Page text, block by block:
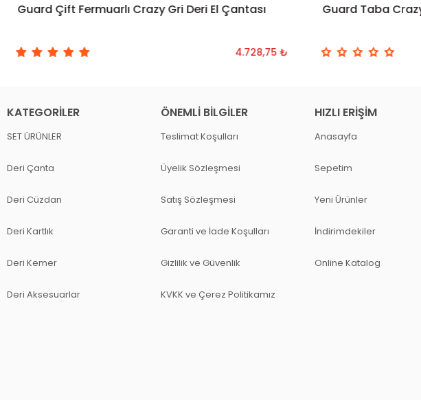
SEPETE EKLE
Guard Çift Fermuarlı Crazy Gri Deri El Çantası
4.728,75 ₺
Guard Taba
KATEGORILER
SET ÜRÜNLER
Deri Çanta
Deri Cüzdan
Deri Kartlık
Deri Kemer
Deri Aksesuarlar
ÖNEMLI BILGILER
Teslimat Koşulları
Üyelik Sözleşmesi
Satış Sözleşmesi
Garanti ve İade Koşulları
Gizlilik ve Güvenlik
KVKK ve Çerez Politikamız
HIZLI ERIŞIM
Anasayfa
Sepetim
Yeni Ürünler
İndirimdekiler
Online Katalog